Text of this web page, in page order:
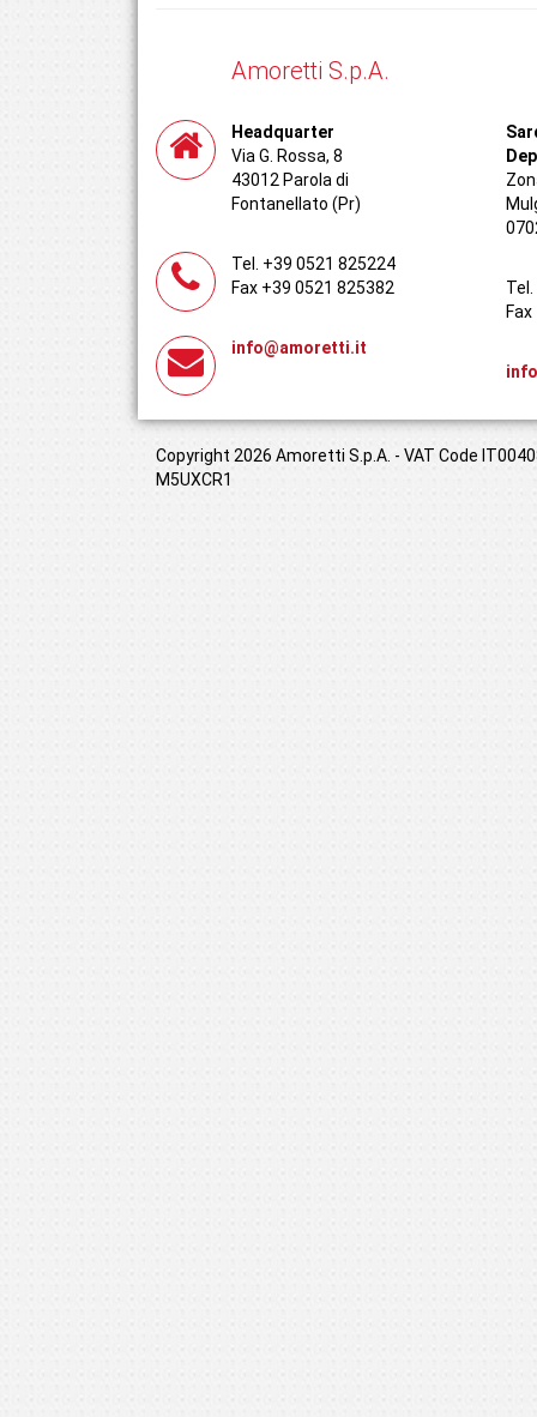
Amoretti S.p.A.
Headquarter
Via G. Rossa, 8
43012 Parola di
Fontanellato (Pr)
Tel. +39 0521 825224
Fax +39 0521 825382
info@amoretti.it
Copyright 2026 Amoretti S.p.A. - VAT Code
M5UXCR1